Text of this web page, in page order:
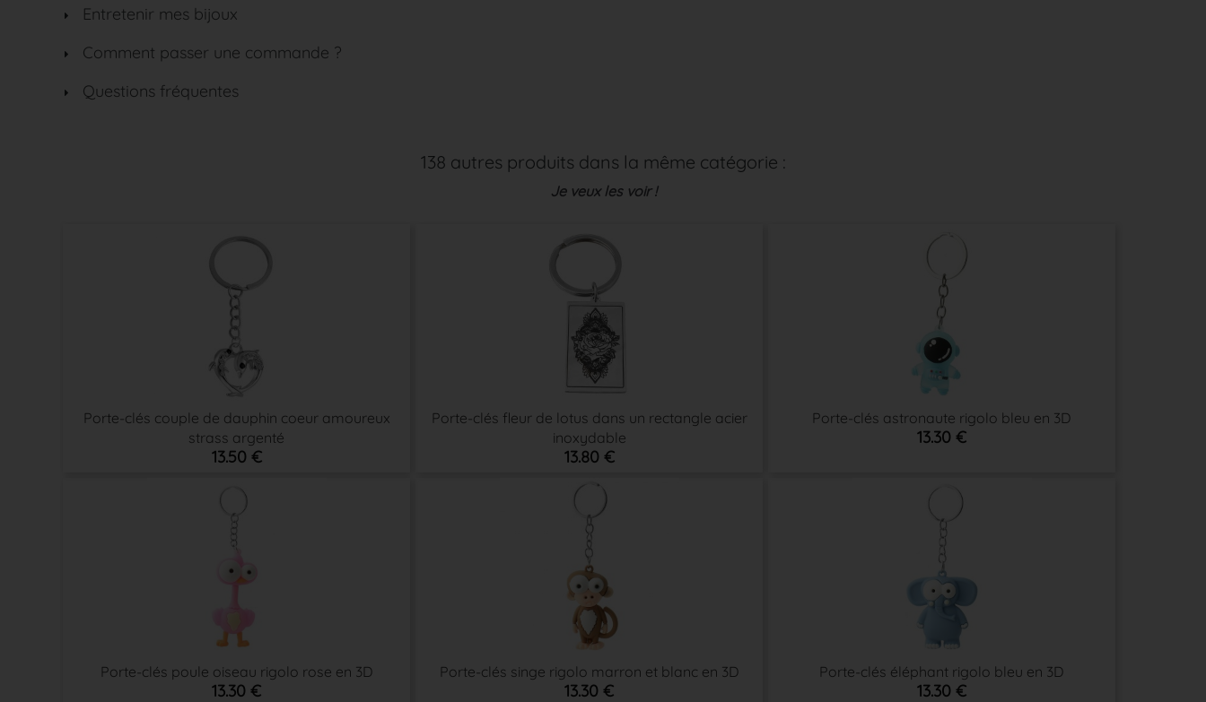
Entretenir mes bijoux
Comment passer une commande ?
Questions fréquentes
138 autres produits dans la même catégorie :
Je veux les voir !
Porte-clés couple de dauphin coeur amoureux
strass argenté
13.50 €
Porte-clés fleur de lotus dans un rectangle acier
inoxydable
13.80 €
Porte-clés astronaute rigolo bleu en 3D
13.30 €
Porte-clés poule oiseau rigolo rose en 3D
13.30 €
Porte-clés singe rigolo marron et blanc en 3D
13.30 €
Porte-clés éléphant rigolo bleu en 3D
13.30 €